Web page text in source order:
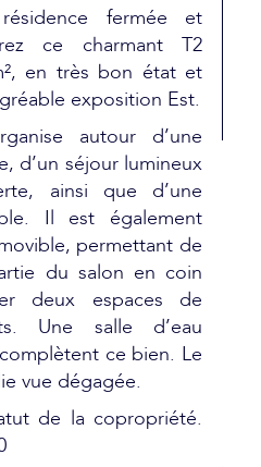
fermée et
ce charmant T2
en très bon état et
exposition Est.
autour d’une
d’un séjour lumineux
ainsi que d’une
Il est également
permettant de
du salon en coin
deux espaces de
Une salle d’eau
ce bien. Le
vue dégagée.
de la copropriété.